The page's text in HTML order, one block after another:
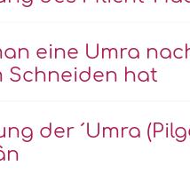
eine Umra
Schneiden hat
der ´Umra